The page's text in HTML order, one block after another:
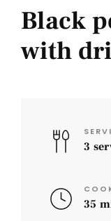
Black
with
3
35